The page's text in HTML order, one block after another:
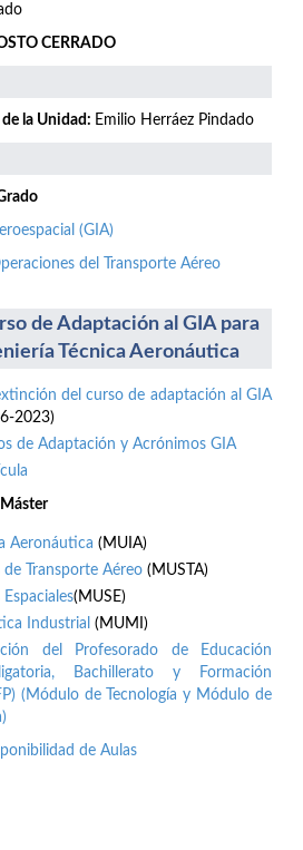
CERRADO
de la Unidad: Emilio Herráez Pindado
(GIA)
del Transporte Aéreo
de Adaptación al GIA para
Técnica Aeronáutica
del curso de adaptación al GIA
2023)
de Adaptación y Acrónimos GIA
Aeronáutica (MUIA)
de Transporte Aéreo (MUSTA)
(MUSE)
Industrial (MUMI)
del Profesorado de Educación
Bachillerato y Formación
(Módulo de Tecnología y Módulo de
de Aulas